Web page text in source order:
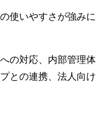
使いやすさが強みに
の対応、内部管理体
との連携、法人向け